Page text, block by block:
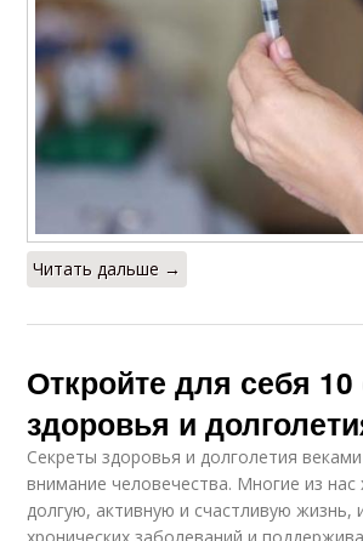
Читать дальше →
Откройте для себя 10
здоровья и
Секреты здоровья и долголетия
внимание человечества. Многие из
долгую, активную и счастливую жизнь,